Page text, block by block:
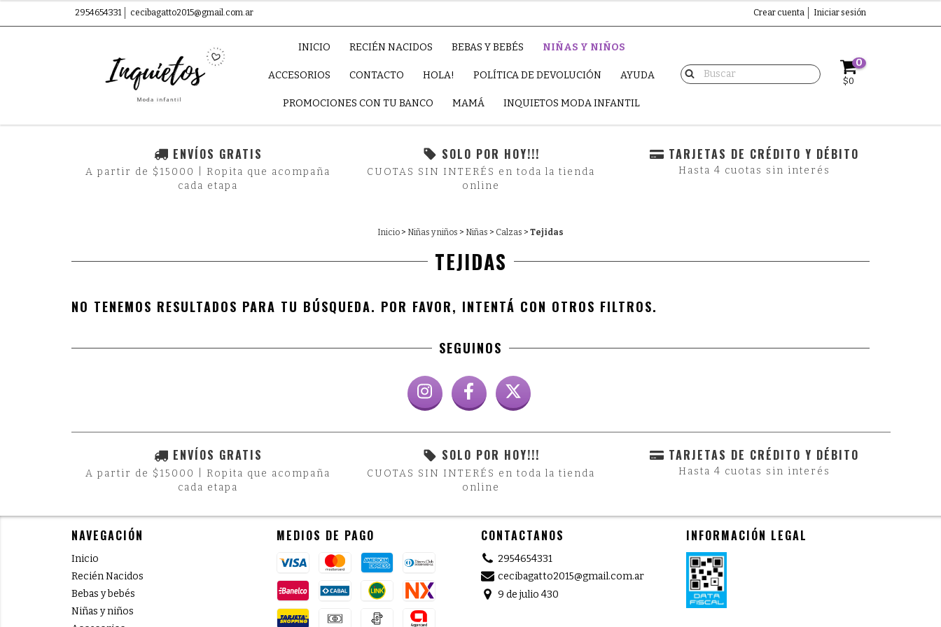
2954654331 cecibagatto2015@gmail.com.ar Crear cuenta Iniciar sesión
INICIO RECIÉN NACIDOS BEBAS Y BEBÉS NIÑAS Y NIÑOS
ACCESORIOS CONTACTO HOLA! POLÍTICA DE DEVOLUCIÓN AYUDA
PROMOCIONES CON TU BANCO MAMÁ INQUIETOS MODA INFANTIL
0
$0
ENVÍOS GRATIS
A partir de $15000 | Ropita que acompaña
cada etapa
SOLO POR HOY!!!
CUOTAS SIN INTERÉS en toda la tienda
online
TARJETAS DE CRÉDITO Y DÉBITO
Hasta 4 cuotas sin interés
Inicio > Niñas y niños > Niñas > Calzas > Tejidas
TEJIDAS
NO TENEMOS RESULTADOS PARA TU BÚSQUEDA. POR FAVOR, INTENTÁ CON OTROS FILTROS.
SEGUINOS
ENVÍOS GRATIS
A partir de $15000 | Ropita que acompaña
cada etapa
SOLO POR HOY!!!
CUOTAS SIN INTERÉS en toda la tienda
online
TARJETAS DE CRÉDITO Y DÉBITO
Hasta 4 cuotas sin interés
NAVEGACIÓN
Inicio
Recién Nacidos
Bebas y bebés
Niñas y niños
MEDIOS DE PAGO CONTACTANOS
2954654331
cecibagatto2015@gmail.com.ar
9 de julio 430
INFORMACIÓN LEGAL